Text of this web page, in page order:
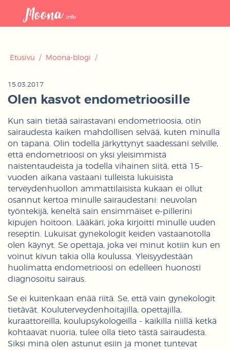
Etusivu / Moona-blogi /
15.03.2017
Olen kasvot endometrioosille
Kun sain tietää sairastavani endometrioosia, otin
sairaudesta kaiken mahdollisen selvää, kuten minulla
on tapana. Olin todella järkyttynyt saadessani selville,
että endometrioosi on yksi yleisimmistä
naistentaudeista ja todella vihainen siitä, että 15-
vuoden aikana vastaani tulleista lukuisista
terveydenhuollon ammattilaisista kukaan ei ollut
osannut kertoa minulle sairaudestani: neuvolan
työntekijä, keneltä sain ensimmäiset e-pillerini
kipujen hoitoon. Lääkäri, joka kirjoitti minulle uuden
reseptin. Lukuisat gynekologit keiden vastaanotolla
olen käynyt. Se opettaja, joka vei minut kotiin kun en
voinut kivun takia olla koulussa. Yleisyydestään
huolimatta endometrioosi on edelleen huonosti
diagnosoitu sairaus.
Se ei kuitenkaan enää riitä. Se, että vain gynekologit
tietävät. Kouluterveydenhoitajilla, opettajilla,
kuraattoreilla, koulupsykologeilla - kaikilla niillä ketkä
kohtaavat nuoria, tulee olla tieto tästä sairaudesta.
Siksi minä olen astunut esiin ja monet tuntevat